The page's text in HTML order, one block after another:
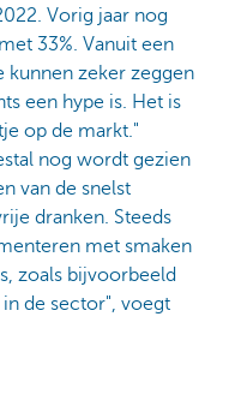
Vorig jaar nog
33%. Vanuit een
kunnen zeker zeggen
een hype is. Het is
op de markt."
nog wordt gezien
van de snelst
dranken. Steeds
met smaken
zoals bijvoorbeeld
de sector", voegt